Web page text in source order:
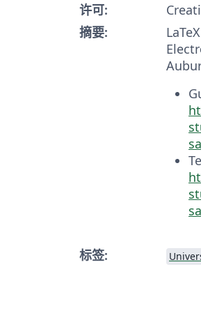
许可:
摘要:
标签: